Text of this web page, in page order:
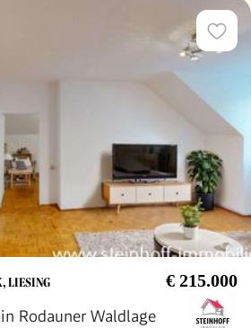
LIESING € 215.000
Rodauner Waldlage